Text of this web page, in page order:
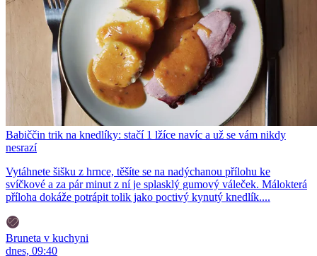
Babiččin trik na knedlíky: stačí 1 lžíce navíc a už se vám nikdy
nesrazí
Vytáhnete šišku z hrnce, těšíte se na nadýchanou přílohu ke
svíčkové a za pár minut z ní je splasklý gumový váleček. Málokterá
příloha dokáže potrápit tolik jako poctivý kynutý knedlík....
Bruneta v kuchyni
dnes, 09:40